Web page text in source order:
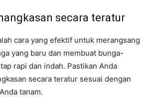
secara teratur
cara yang efektif untuk merangsang
yang baru dan membuat bunga-
rapi dan indah. Pastikan Anda
secara teratur sesuai dengan
tanam.